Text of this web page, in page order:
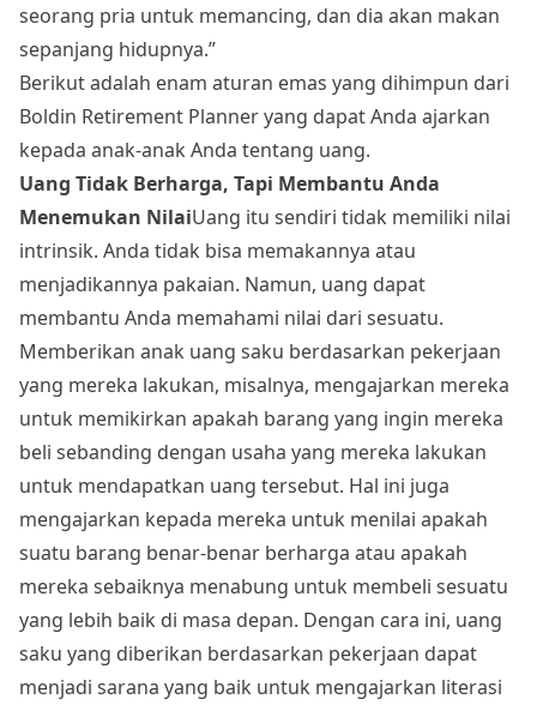
seorang pria untuk memancing, dan dia akan makan
sepanjang hidupnya.”
Berikut adalah enam aturan emas yang dihimpun dari
Boldin Retirement Planner yang dapat Anda ajarkan
kepada anak-anak Anda tentang uang.
Uang Tidak Berharga, Tapi Membantu Anda
Menemukan NilaiUang itu sendiri tidak memiliki nilai
intrinsik. Anda tidak bisa memakannya atau
menjadikannya pakaian. Namun, uang dapat
membantu Anda memahami nilai dari sesuatu.
Memberikan anak uang saku berdasarkan pekerjaan
yang mereka lakukan, misalnya, mengajarkan mereka
untuk memikirkan apakah barang yang ingin mereka
beli sebanding dengan usaha yang mereka lakukan
untuk mendapatkan uang tersebut. Hal ini juga
mengajarkan kepada mereka untuk menilai apakah
suatu barang benar-benar berharga atau apakah
mereka sebaiknya menabung untuk membeli sesuatu
yang lebih baik di masa depan. Dengan cara ini, uang
saku yang diberikan berdasarkan pekerjaan dapat
menjadi sarana yang baik untuk mengajarkan literasi